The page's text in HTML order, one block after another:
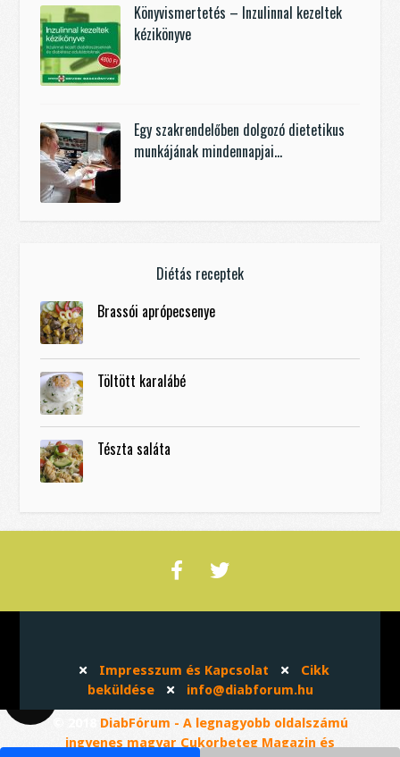
Könyvismertetés – Inzulinnal kezeltek
kézikönyve
Egy szakrendelőben dolgozó dietetikus
munkájának mindennapjai…
Diétás receptek
Brassói aprópecsenye
Töltött karalábé
Tészta saláta
Impresszum és Kapcsolat
Cikk
beküldése
info@diabforum.hu
DiabFórum - A legnagyobb oldalszámú
ingyenes magyar Cukorbeteg Magazin és